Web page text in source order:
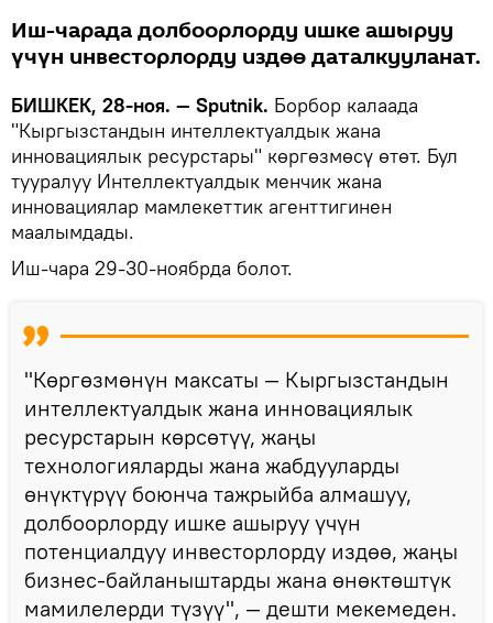
Иш-чарада долбоорлорду ишке ашыруу
үчүн инвесторлорду издөө даталкууланат.
БИШКЕК, 28-ноя. — Sputnik. Борбор калаада
"Кыргызстандын интеллектуалдык жана
инновациялык ресурстары" көргөзмөсү өтөт. Бул
тууралуу Интеллектуалдык менчик жана
инновациялар мамлекеттик агенттигинен
маалымдады.
Иш-чара 29-30-ноябрда болот.
"Көргөзмөнүн максаты — Кыргызстандын
интеллектуалдык жана инновациялык
ресурстарын көрсөтүү, жаңы
технологияларды жана жабдууларды
өнүктүрүү боюнча тажрыйба алмашуу,
долбоорлорду ишке ашыруу үчүн
потенциалдуу инвесторлорду издөө, жаңы
бизнес-байланыштарды жана өнөктөштүк
мамилелерди түзүү", — дешти мекемеден.